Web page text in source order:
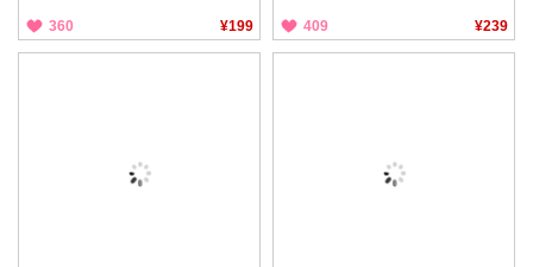
360 ¥199 409 ¥239